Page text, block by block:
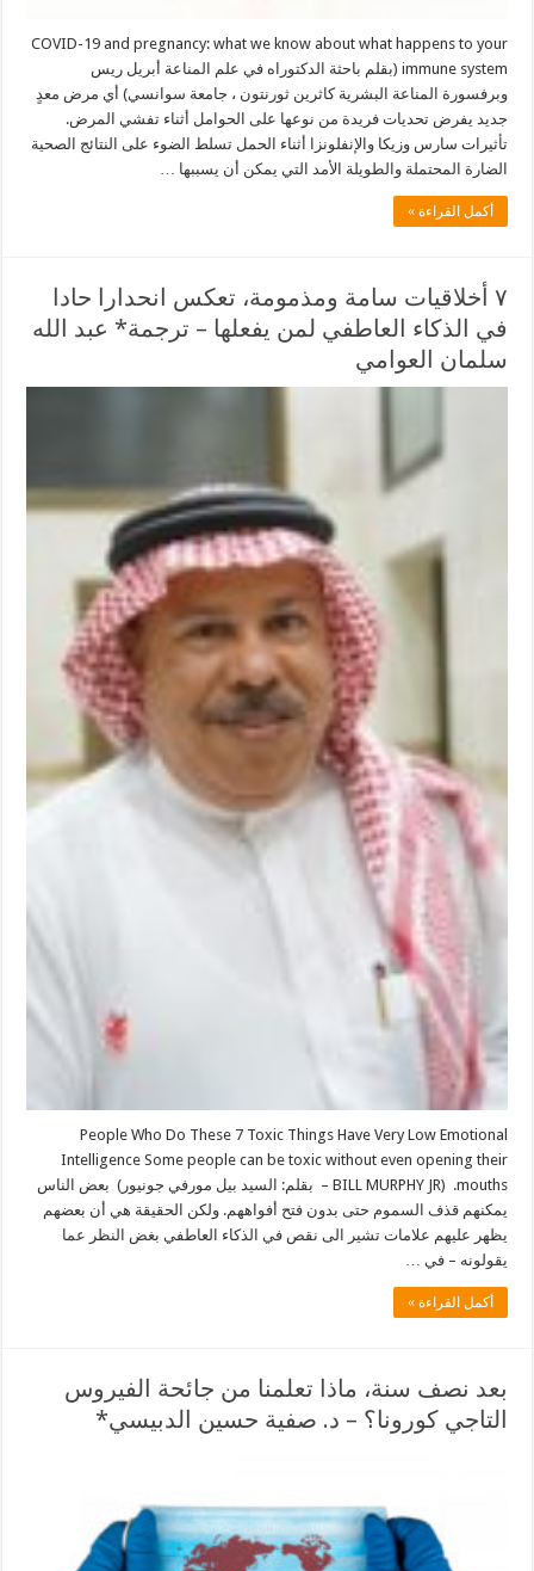
COVID-19 and pregnancy: what we know about what happens to your
immune system (بقلم باحثة الدكتوراه في علم المناعة أبريل ريس
وبرفسورة المناعة البشرية كاثرين ثورنتون ، جامعة سوانسي) أي مرض معدٍ
جديد يفرض تحديات فريدة من نوعها على الحوامل أثناء تفشي المرض.
تأثيرات سارس وزيكا والإنفلونزا أثناء الحمل تسلط الضوء على النتائج الصحية
الضارة المحتملة والطويلة الأمد التي يمكن أن يسببها …
أكمل القراءة »
٧ أخلاقيات سامة ومذمومة، تعكس انحدارا حادا
في الذكاء العاطفي لمن يفعلها – ترجمة* عبد الله
سلمان العوامي
People Who Do These 7 Toxic Things Have Very Low Emotional
Intelligence Some people can be toxic without even opening their
mouths. (BILL MURPHY JR – بقلم: السيد بيل مورفي جونيور) بعض الناس
يمكنهم قذف السموم حتى بدون فتح أفواههم. ولكن الحقيقة هي أن بعضهم
يظهر عليهم علامات تشير الى نقص في الذكاء العاطفي بغض النظر عما
يقولونه – في …
أكمل القراءة »
بعد نصف سنة، ماذا تعلمنا من جائحة الفيروس
التاجي كورونا؟ – د. صفية حسين الدبيسي*